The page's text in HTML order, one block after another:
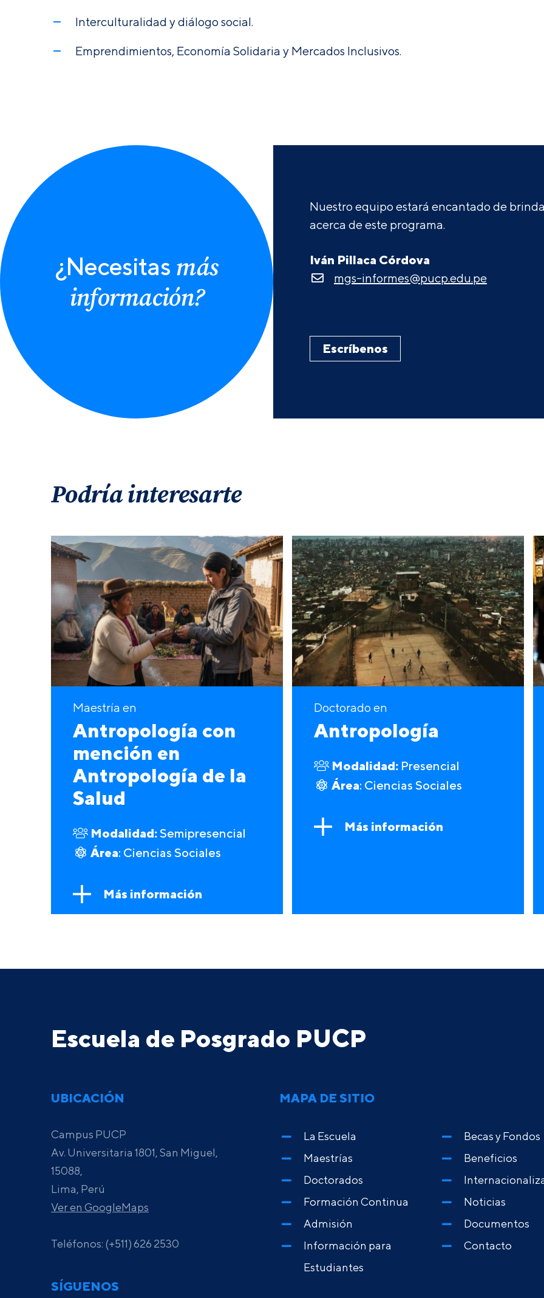
Interculturalidad y diálogo social.
Emprendimientos, Economía Solidaria y Mercados Inclusivos.
¿Necesitas más
información?
Nuestro equipo estará encantado de
acerca de este programa.
Iván Pillaca Córdova
mgs-informes@pucp.edu.pe
Escríbenos
Podría interesarte
Maestría en
Antropología con
mención en
Antropología de la
Salud
Modalidad:Semipresencial
Área: Ciencias Sociales
Más información
Doctorado en
Antropología
Modalidad: Presencial
Área: Ciencias Sociales
Más información
Escuela de Posgrado PUCP
UBICACIÓN
Campus PUCP
Av. Universitaria 1801, San Miguel,
15088,
Lima, Perú
Ver en GoogleMaps
Teléfonos: (+511) 626 2530
SÍGUENOS
MAPA DE SITIO
La Escuela
Maestrías
Doctorados
Formación Continua
Admisión
Información para
Estudiantes
Becas y Fondos
Beneficios
Noticias
Documentos
Contacto